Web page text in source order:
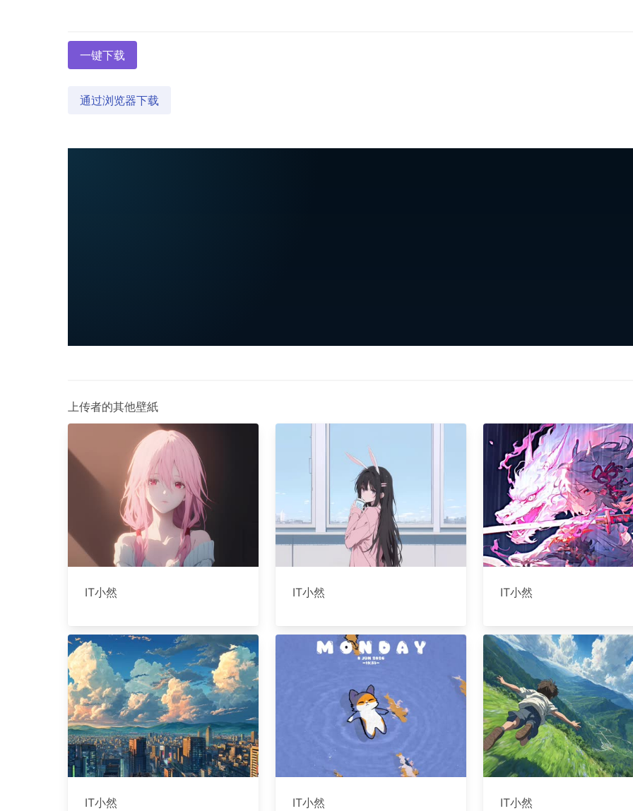
一键下载
通过浏览器下载
上传者的其他壁紙
IT小然 IT小然 IT小然
IT小然 IT小然 IT小然